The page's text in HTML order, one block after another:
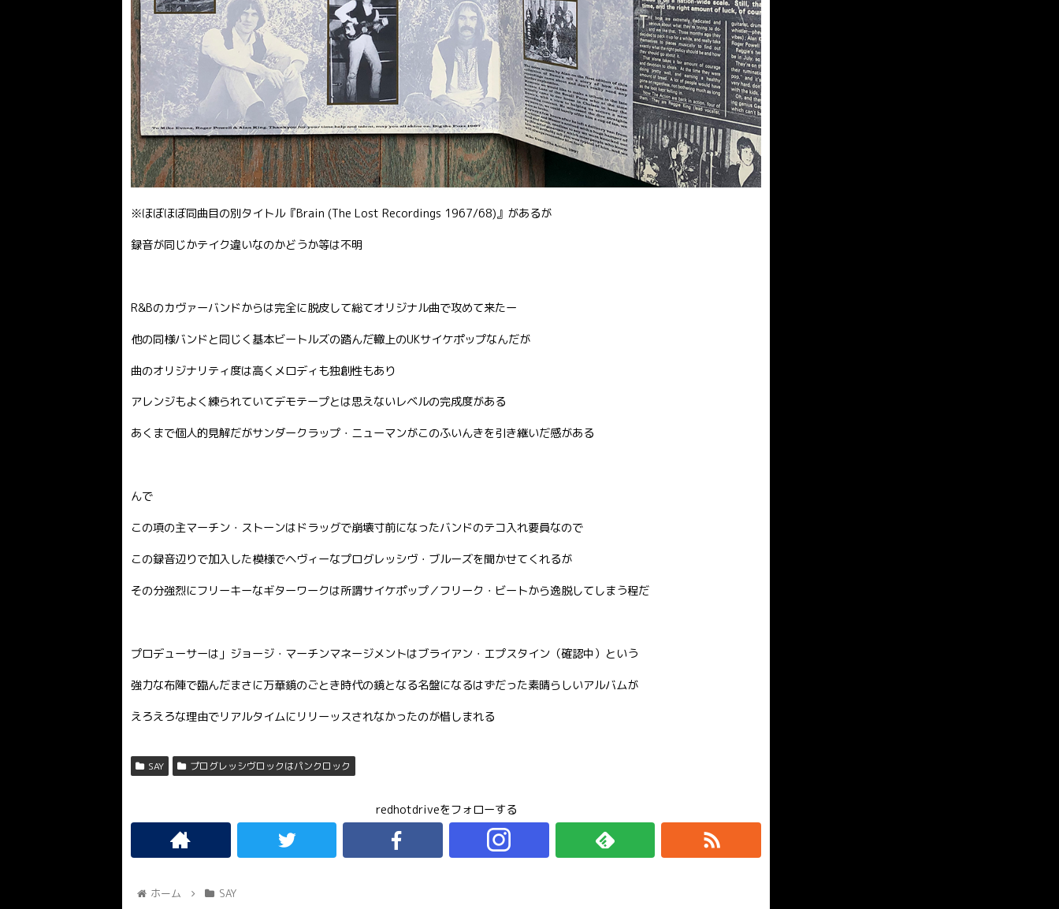
※ほぼほぼ同曲目の別タイトル『Brain (The Lost Recordings 1967/68)』があるが
録音が同じかテイク違いなのかどうか等は不明
R&Bのカヴァーバンドからは完全に脱皮して総てオリジナル曲で攻めて来たー
他の同様バンドと同じく基本ビートルズの踏んだ轍上のUKサイケポップなんだが
曲のオリジナリティ度は高くメロディも独創性もあり
アレンジもよく練られていてデモテープとは思えないレベルの完成度がある
あくまで個人的見解だがサンダークラップ・ニューマンがこのふいんきを引き継いだ感がある
んで
この項の主マーチン・ストーンはドラッグで崩壊寸前になったバンドのテコ入れ要員なので
この録音辺りで加入した模様でヘヴィーなプログレッシヴ・ブルーズを聞かせてくれるが
その分強烈にフリーキーなギターワークは所謂サイケポップ／フリーク・ビートから逸脱してしまう程だ
プロデューサーは」ジョージ・マーチンマネージメントはブライアン・エプスタイン（確認中）という
強力な布陣で臨んだまさに万華鏡のごとき時代の鏡となる名盤になるはずだった素晴らしいアルバムが
えろえろな理由でリアルタイムにリリーッスされなかったのが惜しまれる
SAY プログレッシヴロックはパンクロック
redhotdriveをフォローする
ホーム SAY